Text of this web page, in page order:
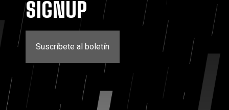
SIGNUP
Suscríbete al boletín